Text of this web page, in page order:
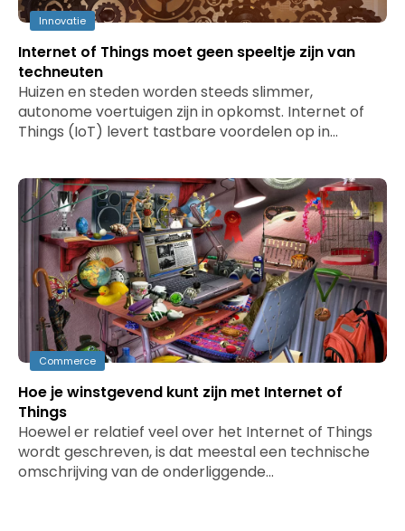
Innovatie
Internet of Things moet geen speeltje zijn van
techneuten
Huizen en steden worden steeds slimmer,
autonome voertuigen zijn in opkomst. Internet of
Things (IoT) levert tastbare voordelen op in…
Commerce
Hoe je winstgevend kunt zijn met Internet of
Things
Hoewel er relatief veel over het Internet of Things
wordt geschreven, is dat meestal een technische
omschrijving van de onderliggende…